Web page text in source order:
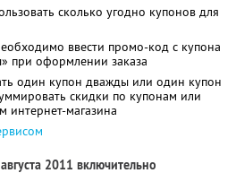
сколько угодно купонов для
ввести промо-код с купона
при оформлении заказа
один купон дважды или один купон
скидки по купонам или
интернет-магазина
2011 включительно